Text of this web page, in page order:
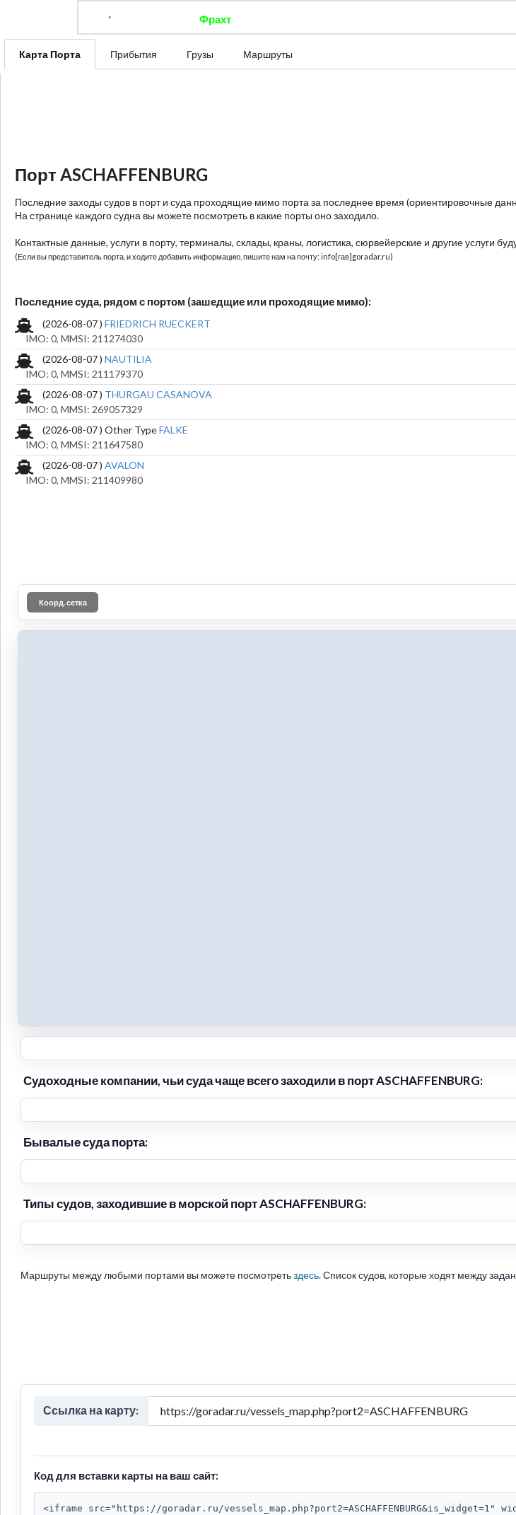
Фрахт
Карта Порта Прибытия Грузы Маршруты
Порт ASCHAFFENBURG
Последние заходы судов в порт и суда проходящие мимо порта за последнее время (ориентировочные
На странице каждого судна вы можете посмотреть в какие порты оно заходило.
Контактные данные, услуги в порту, терминалы, склады, краны, логистика, сюрвейерские и другие услуги
(Если вы представитель порта, и ходите добавить информацию, пишите нам на почту: info[гав]goradar.ru)
Последние суда, рядом с портом (зашедщие или проходящие мимо):
(2026-08-07 ) FRIEDRICH RUECKERT
IMO: 0, MMSI: 211274030
(2026-08-07 ) NAUTILIA
IMO: 0, MMSI: 211179370
(2026-08-07 ) THURGAU CASANOVA
IMO: 0, MMSI: 269057329
(2026-08-07 ) Other TypeFALKE
IMO: 0, MMSI: 211647580
(2026-08-07 ) AVALON
IMO: 0, MMSI: 211409980
Коорд. сетка
Судоходные компании, чьи суда чаще всего заходили в порт ASCHAFFENBURG:
Бывалые суда порта:
Типы судов, заходившие в морской порт ASCHAFFENBURG:
Маршруты между любыми портами вы можете посмотретьздесь. Список судов, которые ходят между
Ссылка на карту:
Код для вставки карты на ваш сайт:
<iframe src="https://goradar.ru/vessels_map.php?port2=ASCHAFFENBURG&is_widget=1"